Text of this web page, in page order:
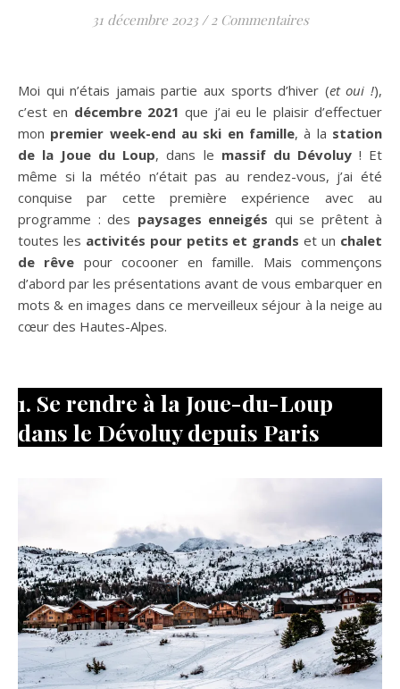
31 décembre 2023 / 2 Commentaires
Moi qui n’étais jamais partie aux sports d’hiver (et oui !),
c’est en décembre 2021que j’ai eu le plaisir d’effectuer
mon premier week-end au ski en famille, à la station
de la Joue du Loup, dans le massif du Dévoluy! Et
même si la météo n’était pas au rendez-vous, j’ai été
conquise par cette première expérience avec au
programme : des paysages enneigés qui se prêtent à
toutes les activités pour petits et grands et un chalet
de rêve pour cocooner en famille. Mais commençons
d’abord par les présentations avant de vous embarquer en
mots & en images dans ce merveilleux séjour à la neige au
cœur des Hautes-Alpes.
1. Se rendre à la Joue-du-Loup
dans le Dévoluy depuis Paris